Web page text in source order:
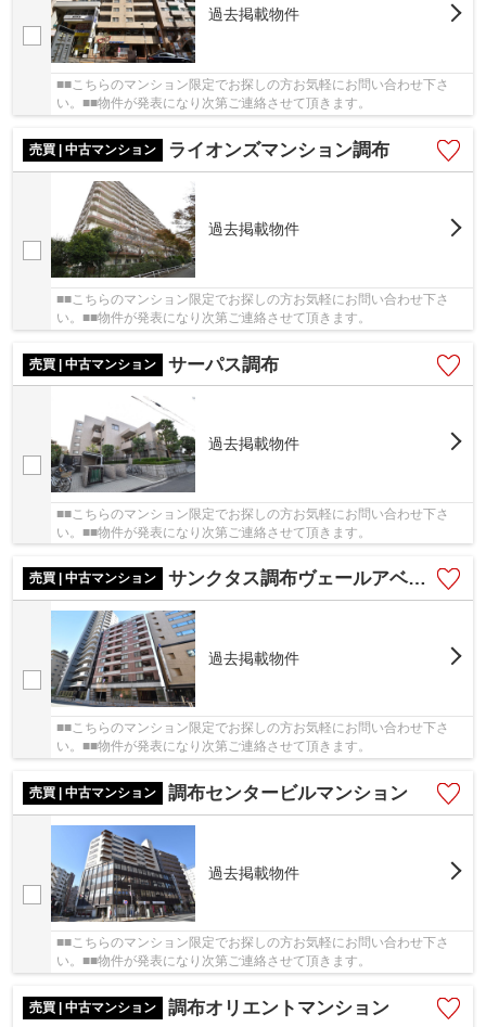
過去掲載物件
■■こちらのマンション限定でお探しの方お気軽にお問い合わせ下さ
い。■■物件が発表になり次第ご連絡させて頂きます。
売買 | 中古マンション ライオンズマンション調布
過去掲載物件
■■こちらのマンション限定でお探しの方お気軽にお問い合わせ下さ
い。■■物件が発表になり次第ご連絡させて頂きます。
売買 | 中古マンション サーパス調布
過去掲載物件
■■こちらのマンション限定でお探しの方お気軽にお問い合わせ下さ
い。■■物件が発表になり次第ご連絡させて頂きます。
売買 | 中古マンション サンクタス調布ヴェールアベニュー
過去掲載物件
■■こちらのマンション限定でお探しの方お気軽にお問い合わせ下さ
い。■■物件が発表になり次第ご連絡させて頂きます。
売買 | 中古マンション 調布センタービルマンション
過去掲載物件
■■こちらのマンション限定でお探しの方お気軽にお問い合わせ下さ
い。■■物件が発表になり次第ご連絡させて頂きます。
売買 | 中古マンション 調布オリエントマンション